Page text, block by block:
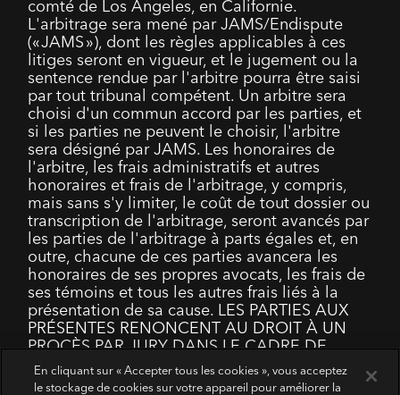
comté de Los Angeles, en Californie.
L'arbitrage sera mené par JAMS/Endispute
(« JAMS »), dont les règles applicables à ces
litiges seront en vigueur, et le jugement ou la
sentence rendue par l'arbitre pourra être saisi
par tout tribunal compétent. Un arbitre sera
choisi d'un commun accord par les parties, et
si les parties ne peuvent le choisir, l'arbitre
sera désigné par JAMS. Les honoraires de
l'arbitre, les frais administratifs et autres
honoraires et frais de l'arbitrage, y compris,
mais sans s'y limiter, le coût de tout dossier ou
transcription de l'arbitrage, seront avancés par
les parties de l'arbitrage à parts égales et, en
outre, chacune de ces parties avancera les
honoraires de ses propres avocats, les frais de
ses témoins et tous les autres frais liés à la
présentation de sa cause. LES PARTIES AUX
PRÉSENTES RENONCENT AU DROIT À UN
PROCÈS PAR JURY DANS LE CADRE DE
TOUTE CONTROVERSE OU RÉCLAMATION
ARBITRAIRE.
En cliquant sur « Accepter tous les cookies », vous acceptez
le stockage de cookies sur votre appareil pour améliorer la